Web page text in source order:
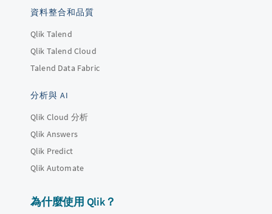
資料整合和品質
Qlik Talend
Qlik Talend Cloud
Talend Data Fabric
分析與 AI
Qlik Cloud 分析
Qlik Answers
Qlik Predict
Qlik Automate
為什麼使用 Qlik？